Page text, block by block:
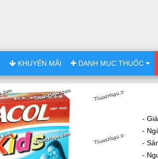
KHUYẾN MÃI DANH MỤC THUỐC
-
-
-
-